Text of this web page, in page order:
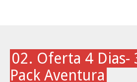
02. Oferta 4 Dias-
Pack Aventura